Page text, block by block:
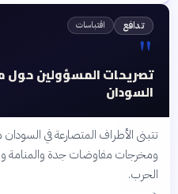
تدافع اقتباسات
"
تصريحات المسؤولين
السودان
تتبنى الأطراف المتصارعة في
ومخرجات مفاوضات جدة والمنامة
الحرب.